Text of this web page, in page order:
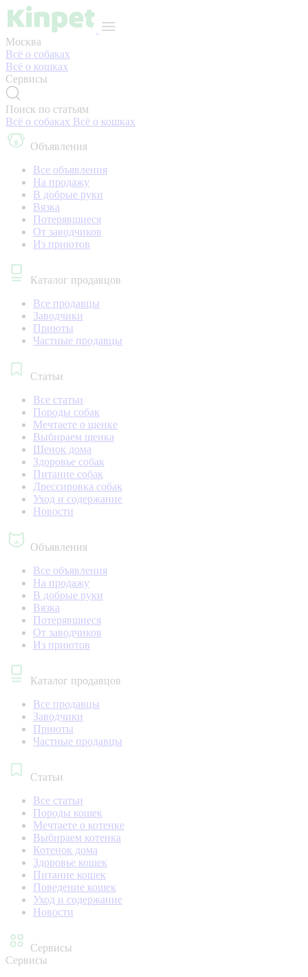
Москва
Всё о собаках
Всё о кошках
Сервисы
Поиск по статьям
Всё о собаках Всё о кошках
Объявления
Все объявления
На продажу
В добрые руки
Вязка
Потерявшиеся
От заводчиков
Из приютов
Каталог продавцов
Все продавцы
Заводчики
Приюты
Частные продавцы
Статьи
Все статьи
Породы собак
Мечтаете о щенке
Выбираем щенка
Щенок дома
Здоровье собак
Питание собак
Дрессировка собак
Уход и содержание
Новости
Объявления
Все объявления
На продажу
В добрые руки
Вязка
Потерявшиеся
От заводчиков
Из приютов
Каталог продавцов
Все продавцы
Заводчики
Приюты
Частные продавцы
Статьи
Все статьи
Породы кошек
Мечтаете о котенке
Выбираем котенка
Котенок дома
Здоровье кошек
Питание кошек
Поведение кошек
Уход и содержание
Новости
Сервисы
Сервисы